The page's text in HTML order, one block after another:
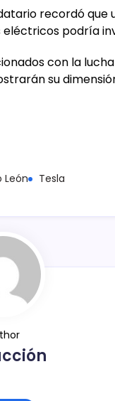
recordó que
podría
con la
su
León Tesla